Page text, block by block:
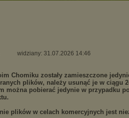
widziany: 31.07.2026 14:46